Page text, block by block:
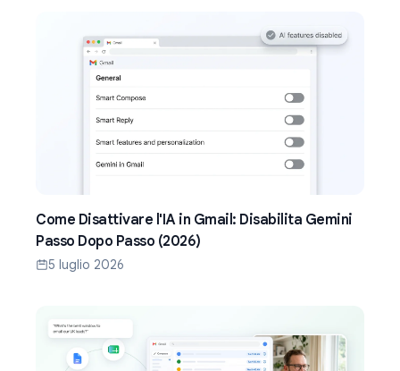
Come Disattivare l'IA in Gmail: Disabilita Gemini
Passo Dopo Passo (2026)
5 luglio 2026